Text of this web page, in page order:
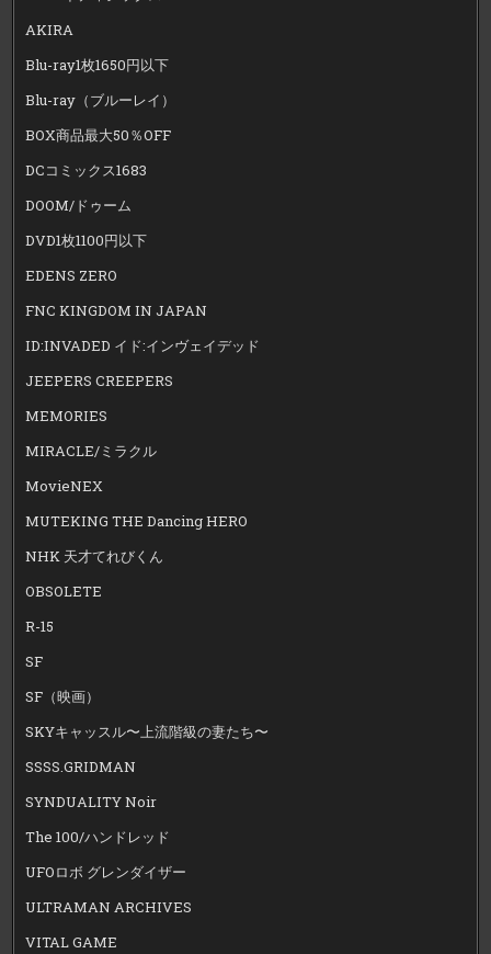
AKIRA
Blu-ray1枚1650円以下
Blu-ray（ブルーレイ）
BOX商品最大50％OFF
DCコミックス1683
DOOM/ドゥーム
DVD1枚1100円以下
EDENS ZERO
FNC KINGDOM IN JAPAN
ID:INVADED イド:インヴェイデッド
JEEPERS CREEPERS
MEMORIES
MIRACLE/ミラクル
MovieNEX
MUTEKING THE Dancing HERO
NHK 天才てれびくん
OBSOLETE
R-15
SF
SF（映画）
SKYキャッスル〜上流階級の妻たち〜
SSSS.GRIDMAN
SYNDUALITY Noir
The 100/ハンドレッド
UFOロボ グレンダイザー
ULTRAMAN ARCHIVES
VITAL GAME